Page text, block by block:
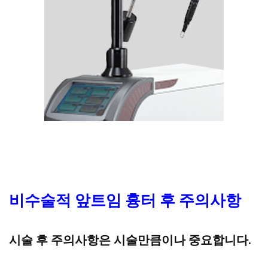
비수술적 앞트임 흉터 후 주의사항
시술 후 주의사항은 시술만큼이나 중요합니다.